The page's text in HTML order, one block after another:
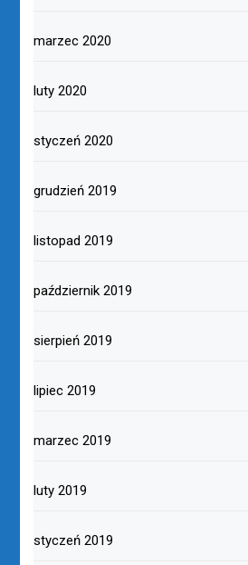
marzec 2020
luty 2020
styczeń 2020
grudzień 2019
listopad 2019
październik 2019
sierpień 2019
lipiec 2019
marzec 2019
luty 2019
styczeń 2019